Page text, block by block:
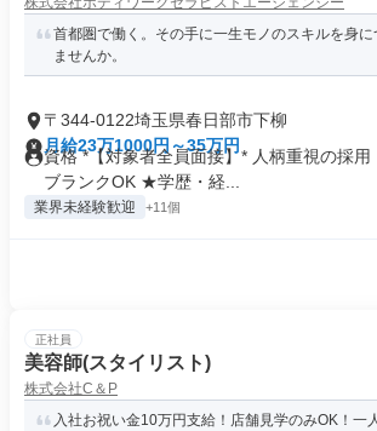
首都圏で働く。その手に一生モノのスキルを身
ませんか。
〒344-0122埼玉県春日部市下柳
月給23万1000円～35万円
資格 *【対象者全員面接】* 人柄重視の採
ブランクOK ★学歴・経...
業界未経験歓迎 +11個
正社員
美容師(スタイリスト)
株式会社C＆P
入社お祝い金10万円支給！店舗見学のみOK！一